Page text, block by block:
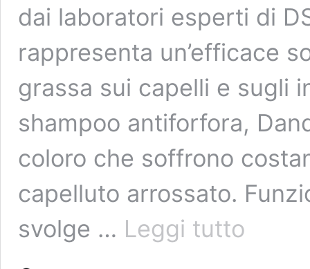
dai laboratori esperti di
rappresenta un’efficace
grassa sui capelli e sugli
shampoo antiforfora,
coloro che soffrono
capelluto arrossato.
svolge … Leggi tutto